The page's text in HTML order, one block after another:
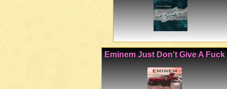
Eminem Just Don't Give A Fuck